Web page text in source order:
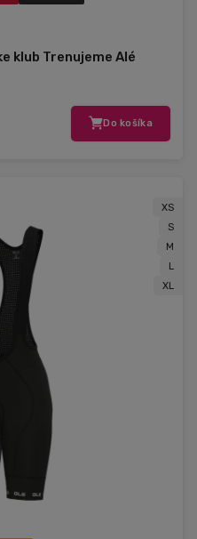
klub Trenujeme Alé
Do košíka
XS
S
M
L
XL